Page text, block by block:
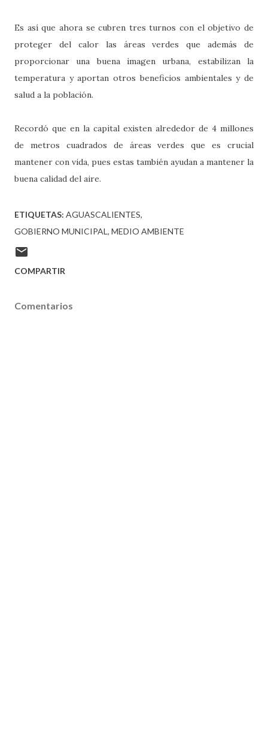
Es así que ahora se cubren tres turnos con el objetivo de
proteger del calor las áreas verdes que además de
proporcionar una buena imagen urbana, estabilizan la
temperatura y aportan otros beneficios ambientales y de
salud a la población.
Recordó que en la capital existen alrededor de 4 millones
de metros cuadrados de áreas verdes que es crucial
mantener con vida, pues estas también ayudan a mantener la
buena calidad del aire.
ETIQUETAS: AGUASCALIENTES
GOBIERNO MUNICIPAL MEDIO AMBIENTE
COMPARTIR
Comentarios